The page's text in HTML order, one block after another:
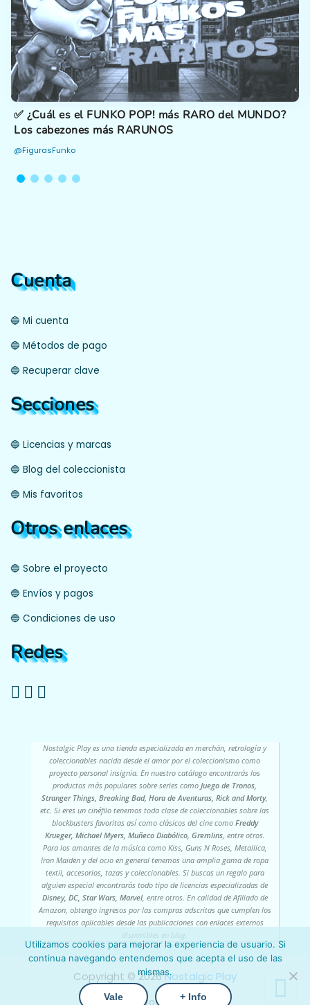
✅ ¿Cuál es el FUNKO POP! más RARO del MUNDO?
Los cabezones más RARUNOS
@FigurasFunko
Cuenta
🔵 Mi cuenta
🔵 Métodos de pago
🔵 Recuperar clave
Secciones
🔵 Licencias y marcas
🔵 Blog del coleccionista
🔵 Mis favoritos
Otros enlaces
🔵 Sobre el proyecto
🔵 Envíos y pagos
🔵 Condiciones de uso
Redes
Nostalgic Play es una tienda especializada en merchán, retrología y
coleccionables nacida desde el amor por el coleccionismo como
proyecto personal insignia. En nuestro catálogo encontrarás los
productos más populares sobre series comoJuego de Tronos,
Stranger Things, Breaking Bad, Hora de Aventuras, Rick and Morty,
etc. Si eres un cinéfilo tenemos toda clase de coleccionables sobre las
blockbusters favoritas así como clásicos del cine como Freddy
Krueger, Michael Myers, Muñeco Diabólico, Gremlins, entre otros.
Para los amantes de la música como Kiss, Guns N Roses, Metallica,
Iron Maiden y del ocio en general tenemos una amplia gama de ropa
textil, accesorios, tazas y coleccionables. Si buscas un regalo para
alguien especial encontrarás todo tipo de licencias especializadas de
Disney, DC, Star Wars, Marvel, entre otros. En calidad de Afiliado de
Amazon, obtengo ingresos por las compras adscritas que cumplen los
requisitos aplicables desde las publicaciones con enlaces externos
disponibles en blog.
Copyright ©️ 2026Nostalgic Play
Utilizamos cookies para mejorar la experiencia de usuario. Si
continua navegando entendemos que acepta el uso de las
mismas.
Vale + Info